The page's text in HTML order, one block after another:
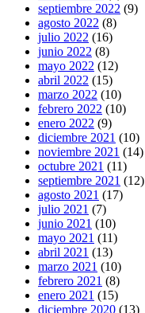
septiembre 2022 (9)
agosto 2022 (8)
julio 2022 (16)
junio 2022 (8)
mayo 2022 (12)
abril 2022 (15)
marzo 2022 (10)
febrero 2022 (10)
enero 2022 (9)
diciembre 2021 (10)
noviembre 2021 (14)
octubre 2021 (11)
septiembre 2021 (12)
agosto 2021 (17)
julio 2021 (7)
junio 2021 (10)
mayo 2021 (11)
abril 2021 (13)
marzo 2021 (10)
febrero 2021 (8)
enero 2021 (15)
diciembre 2020 (13)